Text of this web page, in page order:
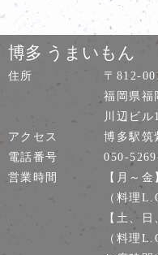
博多 うまいもん
住所
〒812-
福岡県福
川辺ビル
アクセス
博多駅筑
電話番号
050-
営業時間
【月～
（料理
【土、
（料理